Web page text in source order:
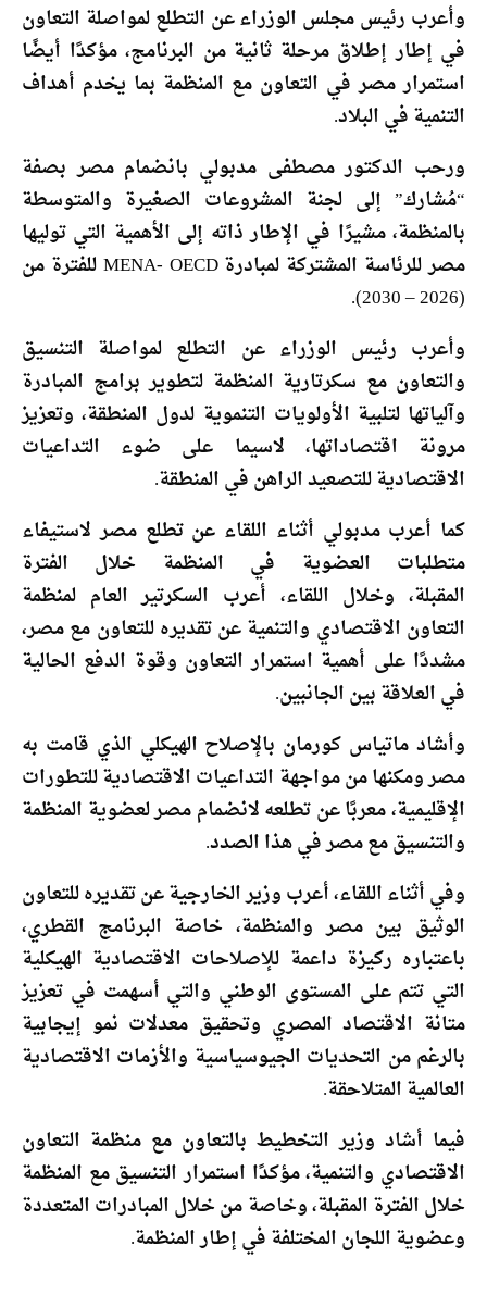
وأعرب رئيس مجلس الوزراء عن التطلع لمواصلة التعاون
في إطار إطلاق مرحلة ثانية من البرنامج، مؤكدًا أيضًا
استمرار مصر في التعاون مع المنظمة بما يخدم أهداف
التنمية في البلاد.
ورحب الدكتور مصطفى مدبولي بانضمام مصر بصفة
“مُشارك” إلى لجنة المشروعات الصغيرة والمتوسطة
بالمنظمة، مشيرًا في الإطار ذاته إلى الأهمية التي توليها
مصر للرئاسة المشتركة لمبادرة MENA- OECD للفترة من
(2026 – 2030).
وأعرب رئيس الوزراء عن التطلع لمواصلة التنسيق
والتعاون مع سكرتارية المنظمة لتطوير برامج المبادرة
وآلياتها لتلبية الأولويات التنموية لدول المنطقة، وتعزيز
مرونة اقتصاداتها، لاسيما على ضوء التداعيات
الاقتصادية للتصعيد الراهن في المنطقة.
كما أعرب مدبولي أثناء اللقاء عن تطلع مصر لاستيفاء
متطلبات العضوية في المنظمة خلال الفترة
المقبلة، وخلال اللقاء، أعرب السكرتير العام لمنظمة
التعاون الاقتصادي والتنمية عن تقديره للتعاون مع مصر،
مشددًا على أهمية استمرار التعاون وقوة الدفع الحالية
في العلاقة بين الجانبين.
وأشاد ماتياس كورمان بالإصلاح الهيكلي الذي قامت به
مصر ومكنها من مواجهة التداعيات الاقتصادية للتطورات
الإقليمية، معربًا عن تطلعه لانضمام مصر لعضوية المنظمة
والتنسيق مع مصر في هذا الصدد.
وفي أثناء اللقاء، أعرب وزير الخارجية عن تقديره للتعاون
الوثيق بين مصر والمنظمة، خاصة البرنامج القطري،
باعتباره ركيزة داعمة للإصلاحات الاقتصادية الهيكلية
التي تتم على المستوى الوطني والتي أسهمت في تعزيز
متانة الاقتصاد المصري وتحقيق معدلات نمو إيجابية
بالرغم من التحديات الجيوسياسية والأزمات الاقتصادية
العالمية المتلاحقة.
فيما أشاد وزير التخطيط بالتعاون مع منظمة التعاون
الاقتصادي والتنمية، مؤكدًا استمرار التنسيق مع المنظمة
خلال الفترة المقبلة، وخاصة من خلال المبادرات المتعددة
وعضوية اللجان المختلفة في إطار المنظمة.